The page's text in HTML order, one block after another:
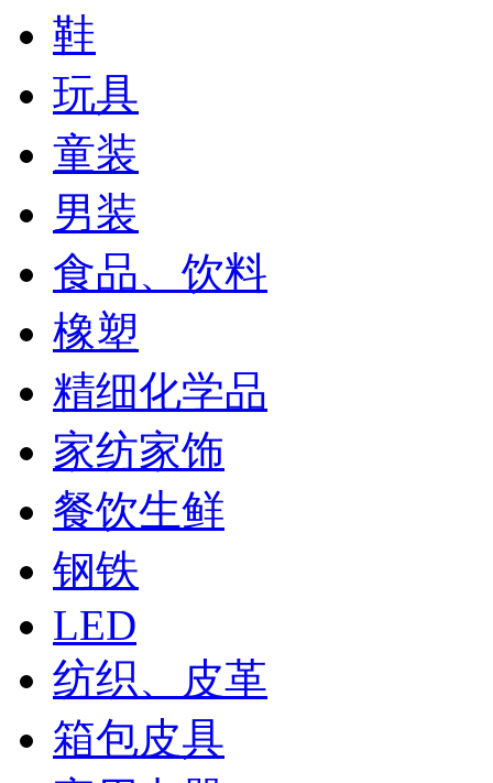
鞋
玩具
童装
男装
食品、饮料
橡塑
精细化学品
家纺家饰
餐饮生鲜
钢铁
LED
纺织、皮革
箱包皮具